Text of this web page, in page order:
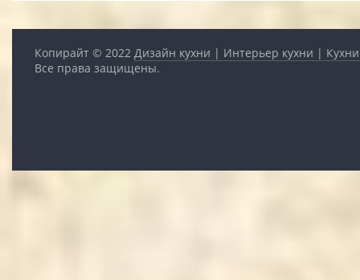
Копирайт © 2022Дизайн кухни | Интерьер кухни |
Все права защищены.